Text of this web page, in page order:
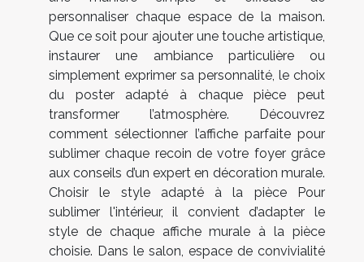
personnaliser chaque espace de la maison.
Que ce soit pour ajouter une touche artistique,
instaurer une ambiance particulière ou
simplement exprimer sa personnalité, le choix
du poster adapté à chaque pièce peut
transformer l’atmosphère. Découvrez
comment sélectionner l’affiche parfaite pour
sublimer chaque recoin de votre foyer grâce
aux conseils d’un expert en décoration murale.
Choisir le style adapté à la pièce Pour
sublimer l'intérieur, il convient d’adapter le
style de chaque affiche murale à la pièce
choisie. Dans le salon, espace de convivialité